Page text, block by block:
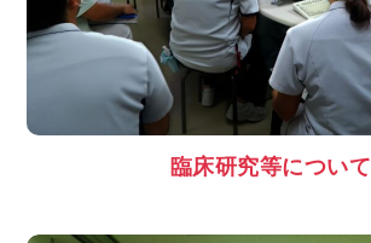
臨床研究等について